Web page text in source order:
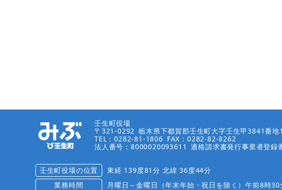
壬生町役場
〒321-0292 栃木県下都賀郡壬生町大字壬生甲3841番地1
TEL：0282-81-1806 FAX：0282-82-8262
法人番号：8000020093611
適格請求書発行事業者登
壬生町役場の位置
東経 139度81分 北緯 36度44分
業務時間
月曜日～金曜日（年末年始・祝日を除く）午前8時